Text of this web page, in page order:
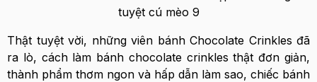
Thật tuyệt vời, những viên bánh Chocolate Crinkles đã
ra lò, cách làm bánh chocolate crinkles thật đơn giản,
thành phẩm thơm ngon và hấp dẫn làm sao, chiếc bánh